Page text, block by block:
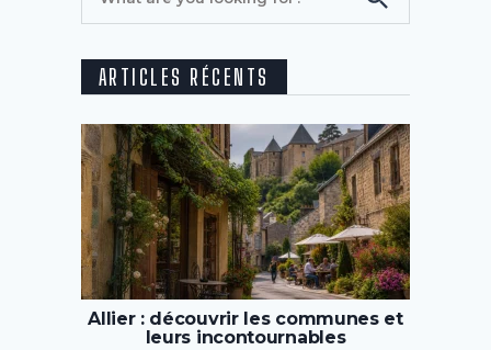
ARTICLES RÉCENTS
Allier : découvrir les communes et
leurs incontournables